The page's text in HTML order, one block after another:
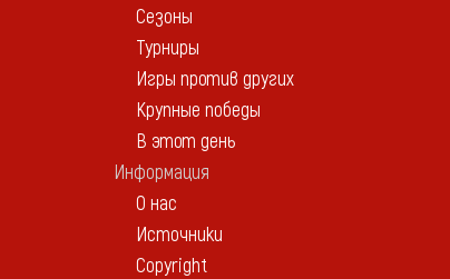
Сезоны
Турниры
Игры против других
Крупные победы
В этот день
Информация
О нас
Источники
Copyright